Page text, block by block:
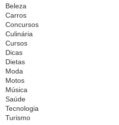
Beleza
Carros
Concursos
Culinária
Cursos
Dicas
Dietas
Moda
Motos
Música
Saúde
Tecnologia
Turismo